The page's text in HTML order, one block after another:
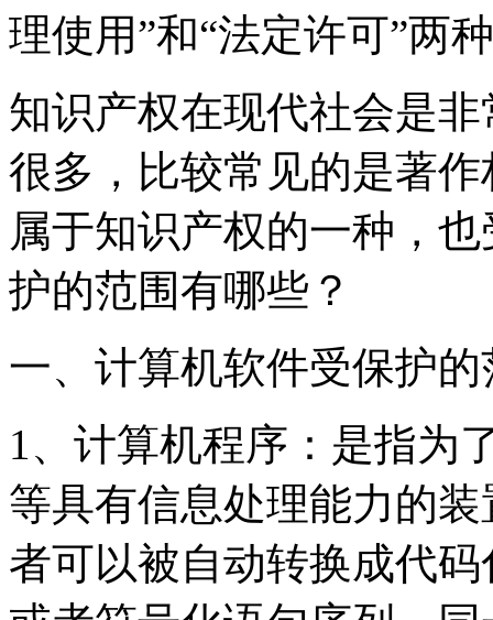
理使用”和“法定许可”两
知识产权在现代社会是
很多，比较常见的是著
属于知识产权的一种，
护的范围有哪些？
一、计算机软件受保护
1、计算机程序：是指为
等具有信息处理能力的
者可以被自动转换成代